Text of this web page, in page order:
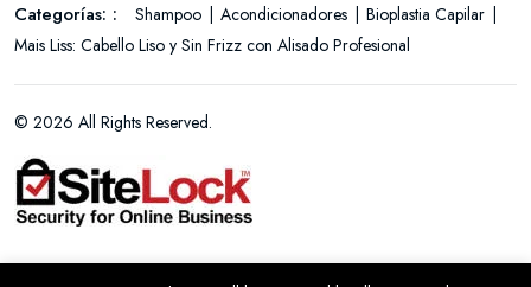
Categorías: : Shampoo Acondicionadores
Bioplastia Capilar
Mais Liss: Cabello Liso y Sin Frizz con Alisado Profesional
© 2026 All Rights Reserved.